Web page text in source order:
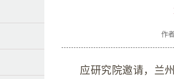
作
应研究院邀请，兰